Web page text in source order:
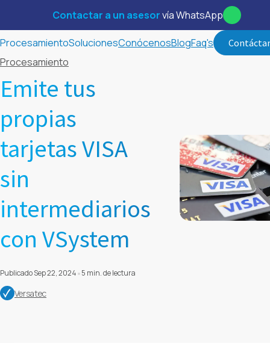
Contactar a un asesorvía WhatsApp
ProcesamientoSolucionesConócenosBlogFaq's
Procesamiento
Emite tus
propias
tarjetas VISA
sin
intermediarios
con VSystem
Publicado Sep 22, 2024 5 min. de lectura
Versatec